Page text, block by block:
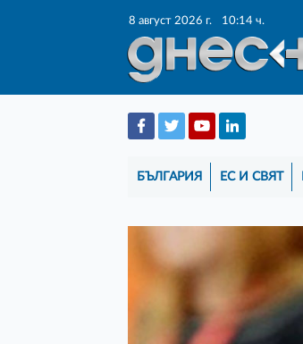
8 август 2026 г. 10:14 ч.
БЪЛГАРИЯ ЕС И СВЯТ